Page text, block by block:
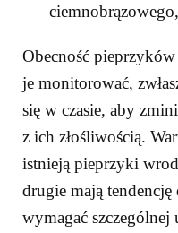
Obecność
je monitorować,
się w czasie, aby
z ich złośliwością.
istnieją pieprzyki
drugie mają
wymagać szczególnej